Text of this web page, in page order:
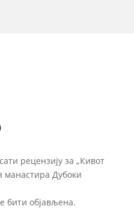
рецензију за „Кивот
манастира Дубоки
бити објављена.